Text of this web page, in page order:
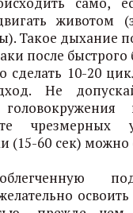
животом
Такое дыхание
после быстрого
сделать 10-20
Не
чрезмерных
(15-60 сек) можно